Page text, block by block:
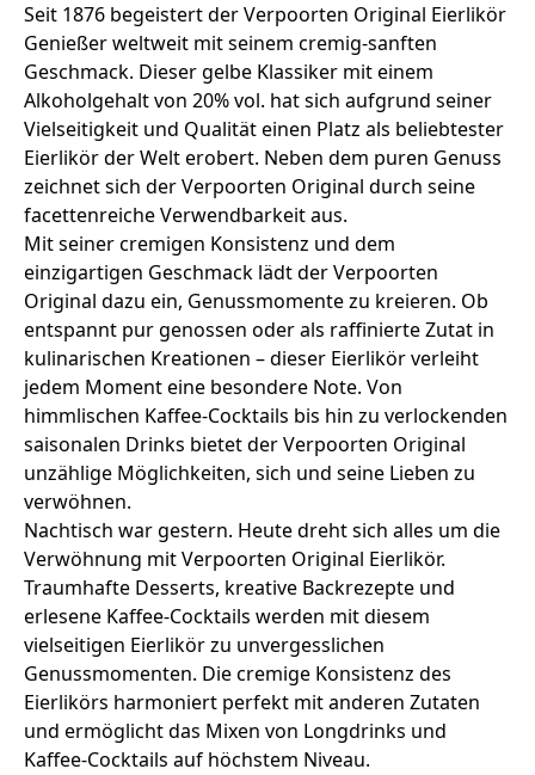
Seit 1876 begeistert der Verpoorten Original Eierlikör
Genießer weltweit mit seinem cremig-sanften
Geschmack. Dieser gelbe Klassiker mit einem
Alkoholgehalt von 20% vol. hat sich aufgrund seiner
Vielseitigkeit und Qualität einen Platz als beliebtester
Eierlikör der Welt erobert. Neben dem puren Genuss
zeichnet sich der Verpoorten Original durch seine
facettenreiche Verwendbarkeit aus.
Mit seiner cremigen Konsistenz und dem
einzigartigen Geschmack lädt der Verpoorten
Original dazu ein, Genussmomente zu kreieren. Ob
entspannt pur genossen oder als raffinierte Zutat in
kulinarischen Kreationen – dieser Eierlikör verleiht
jedem Moment eine besondere Note. Von
himmlischen Kaffee-Cocktails bis hin zu verlockenden
saisonalen Drinks bietet der Verpoorten Original
unzählige Möglichkeiten, sich und seine Lieben zu
verwöhnen.
Nachtisch war gestern. Heute dreht sich alles um die
Verwöhnung mit Verpoorten Original Eierlikör.
Traumhafte Desserts, kreative Backrezepte und
erlesene Kaffee-Cocktails werden mit diesem
vielseitigen Eierlikör zu unvergesslichen
Genussmomenten. Die cremige Konsistenz des
Eierlikörs harmoniert perfekt mit anderen Zutaten
und ermöglicht das Mixen von Longdrinks und
Kaffee-Cocktails auf höchstem Niveau.